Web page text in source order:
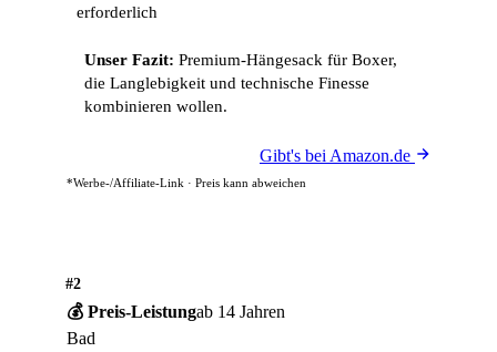
erforderlich
Unser Fazit: Premium-Hängesack für Boxer,
die Langlebigkeit und technische Finesse
kombinieren wollen.
Gibt's bei Amazon.de
*Werbe-/Affiliate-Link · Preis kann abweichen
#2
💰 Preis-Leistungab 14 Jahren
Bad